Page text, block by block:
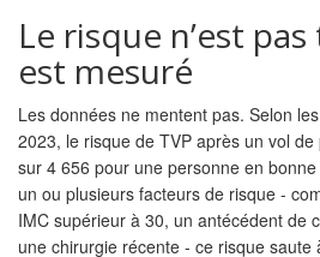
Le risque n’est
est mesuré
Les données ne mentent pas. Selon
2023, le risque de TVP après un vol
sur 4 656 pour une personne en
un ou plusieurs facteurs de risque -
IMC supérieur à 30, un antécédent de
une chirurgie récente - ce risque saute